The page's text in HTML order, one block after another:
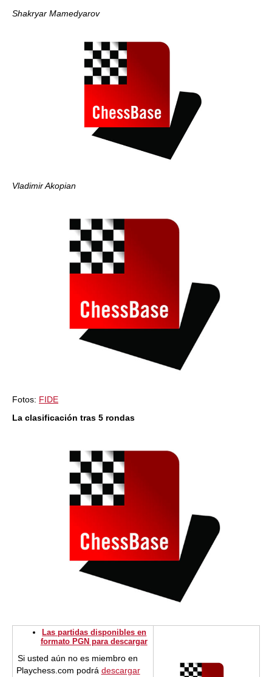
Shakryar Mamedyarov
Vladimir Akopian
Fotos: FIDE
La clasificación tras 5 rondas
Las partidas disponibles en
formato PGN para descargar
Si usted aún no es miembro en
Playchess.com podrá descargar